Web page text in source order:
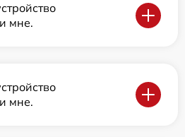
мне.
мне.